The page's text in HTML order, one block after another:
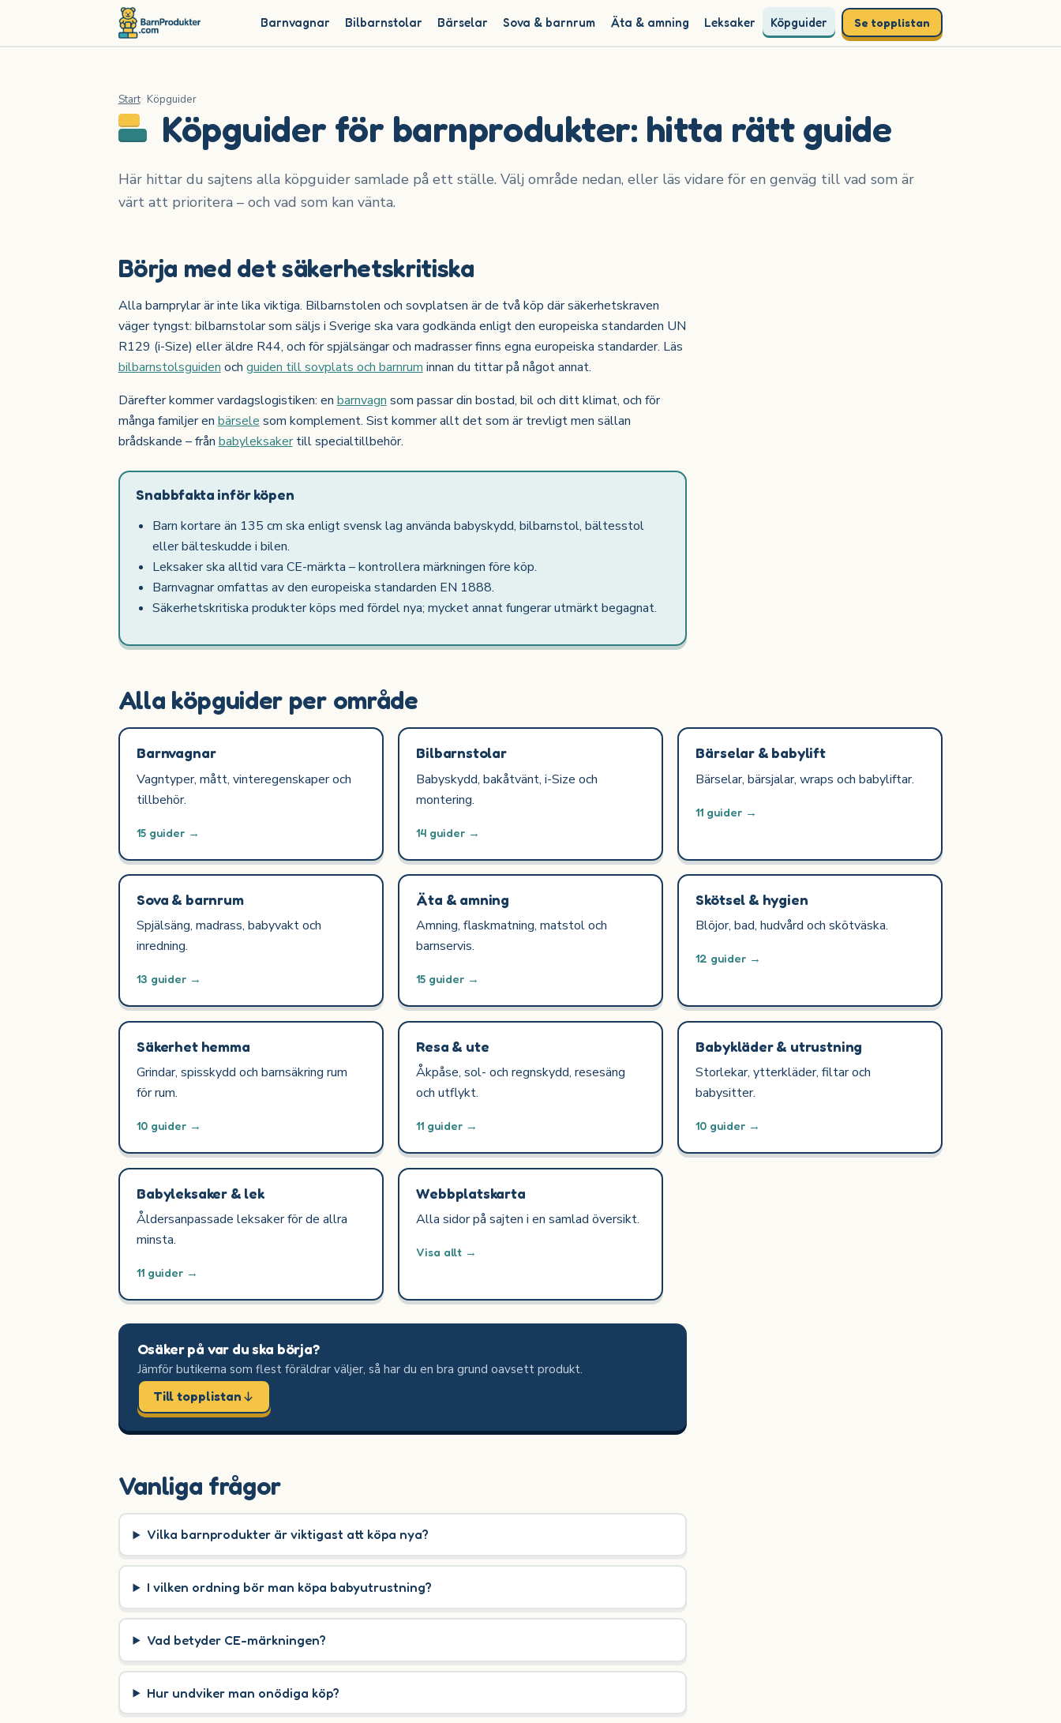
Barnvagnar Bilbarnstolar Bärselar Sova & barnrum Äta & amning Leksaker Köpguider Se topplistan
Start Köpguider
Köpguider för barnprodukter: hitta rätt guide
Här hittar du sajtens alla köpguider samlade på ett ställe. Välj område nedan, eller läs vidare för en genväg till vad som är
värt att prioritera – och vad som kan vänta.
Börja med det säkerhetskritiska
Alla barnprylar är inte lika viktiga. Bilbarnstolen och sovplatsen är de två köp där säkerhetskraven
väger tyngst: bilbarnstolar som säljs i Sverige ska vara godkända enligt den europeiska standarden UN
R129 (i-Size) eller äldre R44, och för spjälsängar och madrasser finns egna europeiska standarder. Läs
bilbarnstolsguiden och guiden till sovplats och barnrum innan du tittar på något annat.
Därefter kommer vardagslogistiken: en barnvagn som passar din bostad, bil och ditt klimat, och för
många familjer en bärsele som komplement. Sist kommer allt det som är trevligt men sällan
brådskande – från babyleksakertill specialtillbehör.
Snabbfakta inför köpen
Barn kortare än 135 cm ska enligt svensk lag använda babyskydd, bilbarnstol, bältesstol
eller bälteskudde i bilen.
Leksaker ska alltid vara CE-märkta – kontrollera märkningen före köp.
Barnvagnar omfattas av den europeiska standarden EN 1888.
Säkerhetskritiska produkter köps med fördel nya; mycket annat fungerar utmärkt begagnat.
Alla köpguider per område
Barnvagnar
Vagntyper, mått, vinteregenskaper och
tillbehör.
15 guider →
Bilbarnstolar
Babyskydd, bakåtvänt, i-Size och
montering.
14 guider →
Bärselar & babylift
Bärselar, bärsjalar, wraps och babyliftar.
11 guider →
Sova & barnrum
Spjälsäng, madrass, babyvakt och
inredning.
13 guider →
Äta & amning
Amning, flaskmatning, matstol och
barnservis.
15 guider →
Skötsel & hygien
Blöjor, bad, hudvård och skötväska.
12 guider →
Säkerhet hemma
Grindar, spisskydd och barnsäkring rum
för rum.
10 guider →
Resa & ute
Åkpåse, sol- och regnskydd, resesäng
och utflykt.
11 guider →
Babykläder & utrustning
Storlekar, ytterkläder, filtar och
babysitter.
10 guider →
Babyleksaker & lek
Åldersanpassade leksaker för de allra
minsta.
11 guider →
Webbplatskarta
Alla sidor på sajten i en samlad översikt.
Visa allt →
Osäker på var du ska börja?
Jämför butikerna som flest föräldrar väljer, så har du en bra grund oavsett produkt.
Till topplistan
Vanliga frågor
Vilka barnprodukter är viktigast att köpa nya?
I vilken ordning bör man köpa babyutrustning?
Vad betyder CE-märkningen?
Hur undviker man onödiga köp?